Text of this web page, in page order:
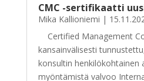
CMC -sertifikaatti
Mika Kallioniemi |
Certified Management
kansainvälisesti
konsultin henkilökohtainen
myöntämistä valvoo